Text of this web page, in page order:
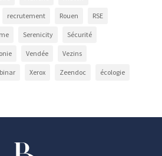
recrutement Rouen RSE
Serenicity Sécurité
Vendée Vezins
Xerox Zeendoc écologie